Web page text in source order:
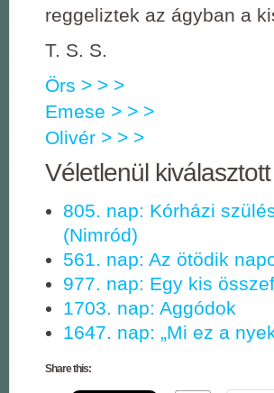
reggeliztek az ágyban a
T. S. S.
Örs > > >
Emese > > >
Olivér > > >
Véletlenül
805. nap: Kórházi
(Nimród)
561. nap: Az ötödik
977. nap: Egy kis
1703. nap: Aggódok
1647. nap: „Mi ez a
Share this: